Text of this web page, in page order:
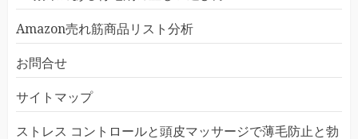
Amazon売れ筋商品リスト分析
お問合せ
サイトマップ
ストレス コントロールと頭皮マッサージで薄毛防止と勃